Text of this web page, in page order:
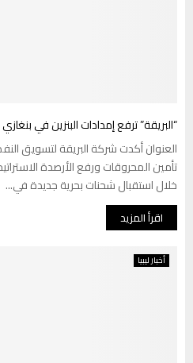
“البريقة” ترفع إمدادات البنزين في
العنوان أكدت شركة البريقة لتسويق
تأمين المحروقات ورفع الأرصدة
خلال استقبال شحنات بحرية جديدة في...
اقرأ المزيد
أخبار ليبيا